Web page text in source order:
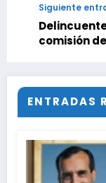
Siguiente
comisión
ENTRADAS